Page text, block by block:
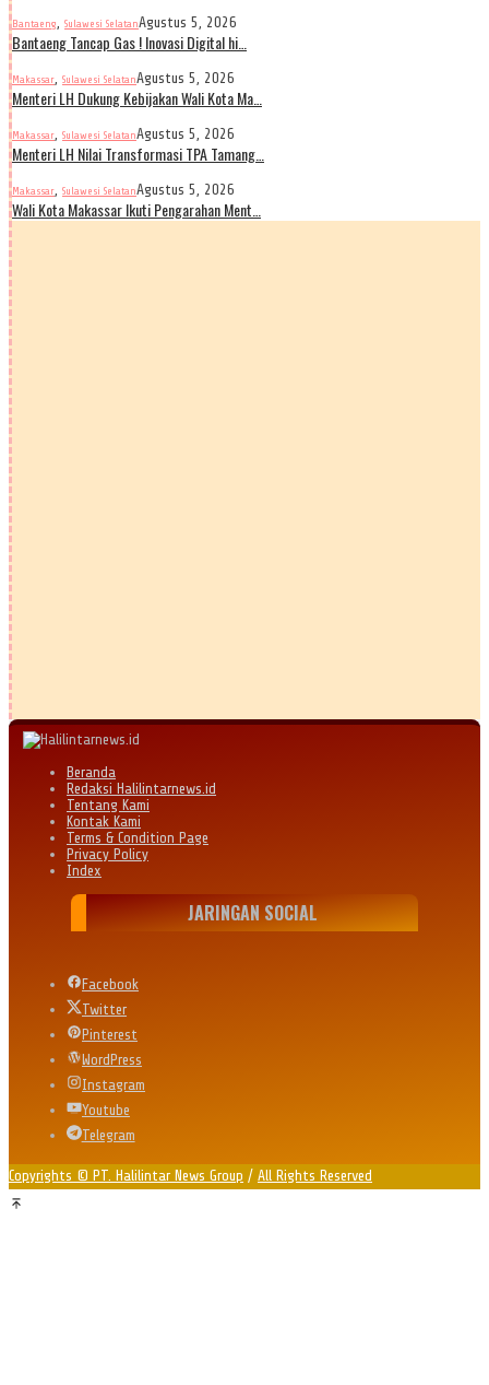
Bantaeng, Sulawesi SelatanAgustus 5, 2026
Bantaeng Tancap Gas ! Inovasi Digital hi…
Makassar, Sulawesi SelatanAgustus 5, 2026
Menteri LH Dukung Kebijakan Wali Kota Ma…
Makassar, Sulawesi SelatanAgustus 5, 2026
Menteri LH Nilai Transformasi TPA Tamang…
Makassar, Sulawesi SelatanAgustus 5, 2026
Wali Kota Makassar Ikuti Pengarahan Ment…
Beranda
Redaksi Halilintarnews.id
Tentang Kami
Kontak Kami
Terms & Condition Page
Privacy Policy
Index
JARINGAN SOCIAL
Facebook
Twitter
Pinterest
WordPress
Instagram
Youtube
Telegram
Copyrights © PT. Halilintar News Group / All Rights Reserved